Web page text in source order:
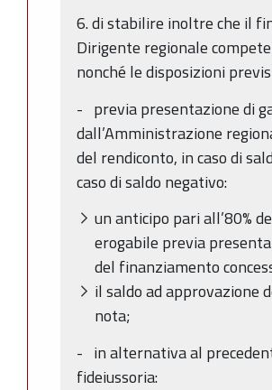
6. di stabilire inoltre che il
Dirigente regionale
nonché le disposizioni
- previa presentazione di
dall’Amministrazione
del rendiconto, in caso di
caso di saldo negativo:
un anticipo pari all’80%
erogabile previa
del finanziamento
il saldo ad approvazione
nota;
- in alternativa al
fideiussoria: